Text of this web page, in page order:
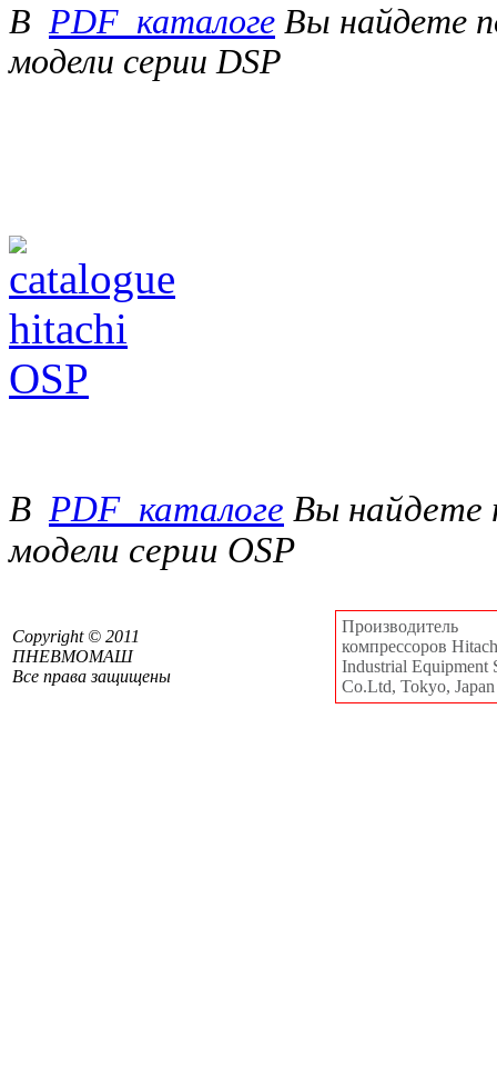
В PDF_каталоге Вы найдете
модели серии DSP
В PDF_каталоге Вы найдете
модели серии OSP
Сopyright © 2011
ПНЕВМОМАШ
Все права защищены
Производитель
компрессоров
Industrial Equipment
Co.Ltd, Tokyo, Japan